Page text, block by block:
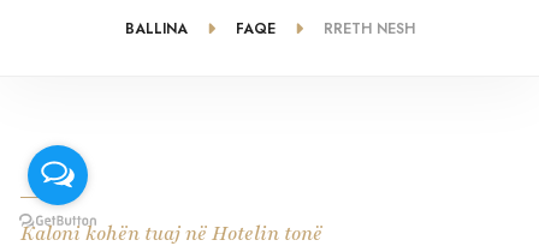
BALLINA FAQE RRETH NESH
Kaloni kohën tuaj në Hotelin tonë